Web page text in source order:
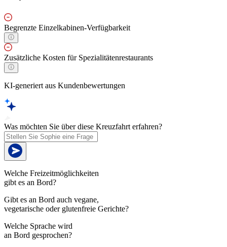
Begrenzte Einzelkabinen-Verfügbarkeit
Zusätzliche Kosten für Spezialitätenrestaurants
KI-generiert aus Kundenbewertungen
Was möchten Sie über diese Kreuzfahrt erfahren?
Welche Freizeitmöglichkeiten
gibt es an Bord?
Gibt es an Bord auch vegane,
vegetarische oder glutenfreie Gerichte?
Welche Sprache wird
an Bord gesprochen?